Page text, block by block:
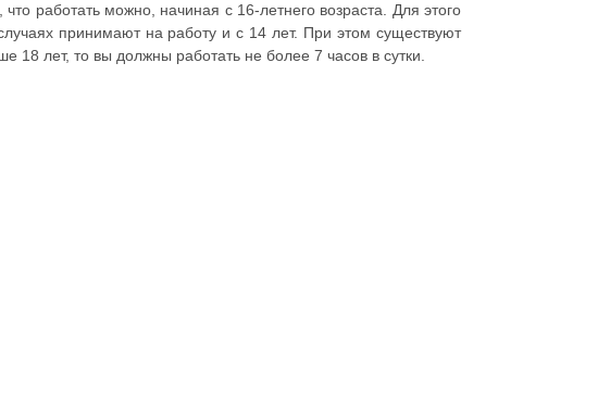
работать можно, начиная с 16-летнего возраста. Для этого
принимают на работу и с 14 лет. При этом существуют
18 лет, то вы должны работать не более 7 часов в сутки.